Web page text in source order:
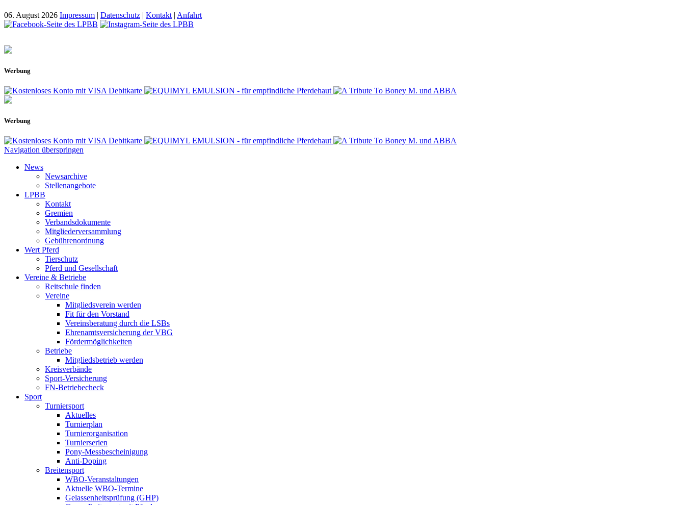
06. August 2026 Impressum | Datenschutz | Kontakt | Anfahrt
Werbung
Werbung
Navigation überspringen
News
Newsarchive
Stellenangebote
LPBB
Kontakt
Gremien
Verbandsdokumente
Mitgliederversammlung
Gebührenordnung
Wert Pferd
Tierschutz
Pferd und Gesellschaft
Vereine & Betriebe
Reitschule finden
Vereine
Mitgliedsverein werden
Fit für den Vorstand
Vereinsberatung durch die LSBs
Ehrenamtsversicherung der VBG
Fördermöglichkeiten
Betriebe
Mitgliedsbetrieb werden
Kreisverbände
Sport-Versicherung
FN-Betriebecheck
Sport
Turniersport
Aktuelles
Turnierplan
Turnierorganisation
Turnierserien
Pony-Messbescheinigung
Anti-Doping
Breitensport
WBO-Veranstaltungen
Aktuelle WBO-Termine
Gelassenheitsprüfung (GHP)